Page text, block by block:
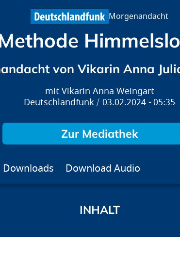
Morgenandacht
von Vikarin Anna
Vikarin Anna Weingart
Deutschlandfunk
03.02.2024 05:35
Zur Mediathek
Downloads Download Audio